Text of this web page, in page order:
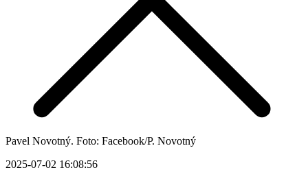
Pavel Novotný. Foto: Facebook/P. Novotný
2025-07-02 16:08:56